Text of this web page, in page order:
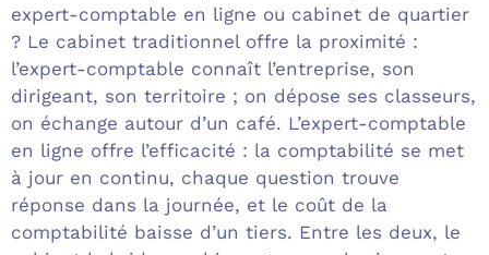
expert-comptable en ligne ou cabinet de quartier
? Le cabinet traditionnel offre la proximité :
l’expert-comptable connaît l’entreprise, son
dirigeant, son territoire ; on dépose ses classeurs,
on échange autour d’un café. L’expert-comptable
en ligne offre l’efficacité : la comptabilité se met
à jour en continu, chaque question trouve
réponse dans la journée, et le coût de la
comptabilité baisse d’un tiers. Entre les deux, le